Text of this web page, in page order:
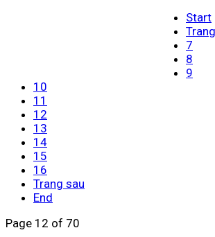
Start
7
8
9
10
11
12
13
14
15
16
Trang sau
End
Page 12 of 70